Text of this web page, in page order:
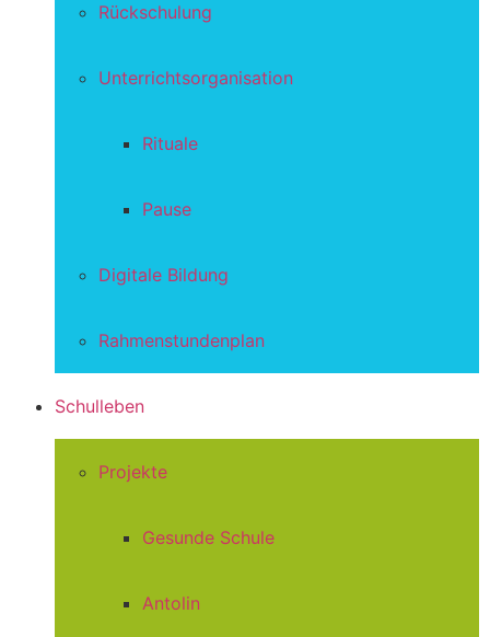
Rückschulung
Unterrichtsorganisation
Rituale
Pause
Digitale Bildung
Rahmenstundenplan
Schulleben
Projekte
Gesunde Schule
Antolin